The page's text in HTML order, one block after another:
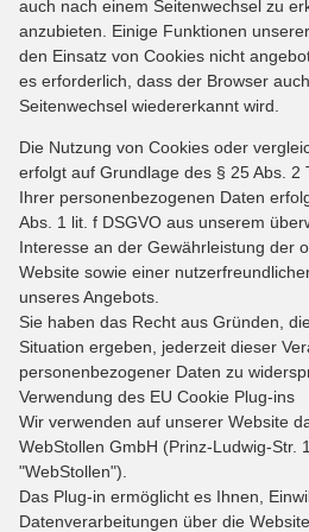
auch nach einem Seitenwechsel zu
anzubieten. Einige Funktionen
den Einsatz von Cookies nicht
es erforderlich, dass der Browser
Seitenwechsel wiedererkannt wird.
Die Nutzung von Cookies oder
erfolgt auf Grundlage des § 25 Abs. 2
Ihrer personenbezogenen Daten
Abs. 1 lit. f DSGVO aus unserem
Interesse an der Gewährleistung der
Website sowie einer
unseres Angebots.
Sie haben das Recht aus Gründen,
Situation ergeben, jederzeit dieser
personenbezogener Daten zu
Verwendung des EU Cookie Plug-ins
Wir verwenden auf unserer Website
WebStollen GmbH (Prinz-Ludwig-Str.
"WebStollen").
Das Plug-in ermöglicht es Ihnen,
Datenverarbeitungen über die